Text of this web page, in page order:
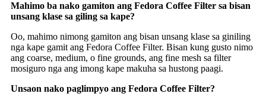
Mahimo ba nako gamiton ang Fedora Coffee Filter sa bisan
unsang klase sa giling sa kape?
Oo, mahimo nimong gamiton ang bisan unsang klase sa giniling
nga kape gamit ang Fedora Coffee Filter. Bisan kung gusto nimo
ang coarse, medium, o fine grounds, ang fine mesh sa filter
mosiguro nga ang imong kape makuha sa hustong paagi.
Unsaon nako paglimpyo ang Fedora Coffee Filter?